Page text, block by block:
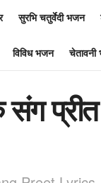
सुरभि चतुर्वेदी भजन
विविध भजन चेतावनी
संग